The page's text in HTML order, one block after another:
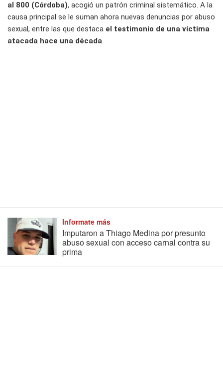
al 800 (Córdoba), acogió un patrón criminal sistemático. A la
causa principal se le suman ahora nuevas denuncias por abuso
sexual, entre las que destaca el testimonio de una víctima
atacada hace una década.
Informate más
Imputaron a Thiago Medina por presunto
abuso sexual con acceso carnal contra su
prima